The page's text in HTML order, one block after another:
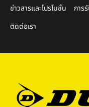
ข่าวสารและโปรโมชั่น
ติดต่อเรา
การ